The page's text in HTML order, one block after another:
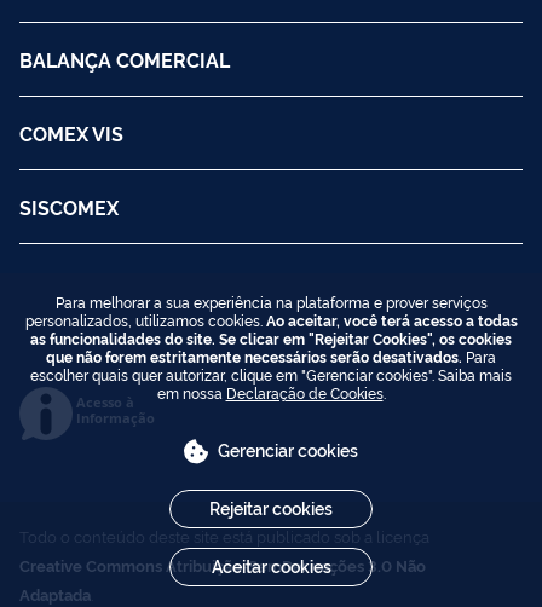
BALANÇA COMERCIAL
COMEX VIS
SISCOMEX
Acesso à
Informação
Todo o conteúdo deste site está publicado sob a licença
Creative Commons Atribuição-SemDerivações 3.0 Não
Adaptada
Para melhorar a sua experiência na plataforma e prover serviços
personalizados, utilizamos cookies. Ao aceitar, você terá acesso a todas
as funcionalidades do site. Se clicar em "Rejeitar Cookies", os cookies
que não forem estritamente necessários serão desativados. Para
escolher quais quer autorizar, clique em "Gerenciar cookies". Saiba mais
em nossa Declaração de Cookies.
Gerenciar cookies
Rejeitar cookies
Aceitar cookies